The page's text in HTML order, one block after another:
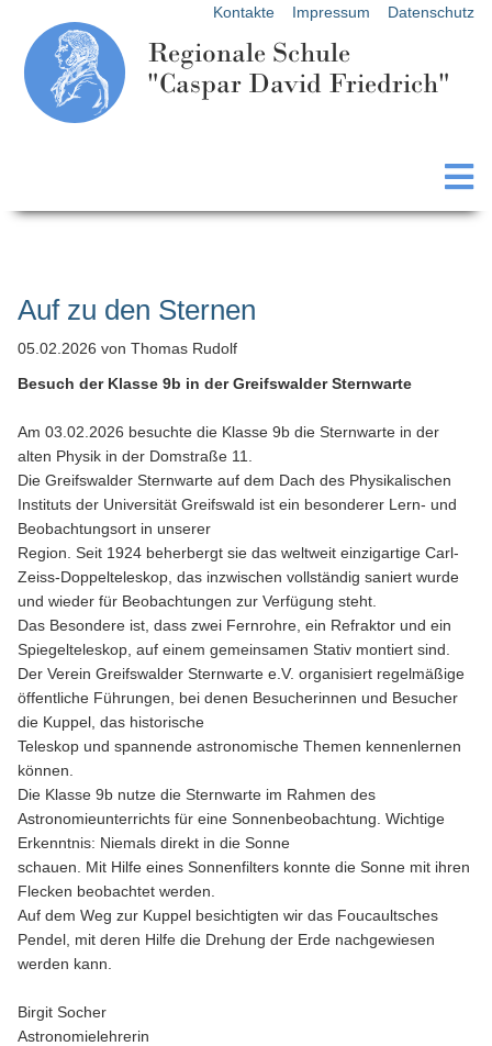
Kontakte Impressum Datenschutz
Regionale Schule
"Caspar David Friedrich"
Auf zu den Sternen
05.02.2026 von Thomas Rudolf
Besuch der Klasse 9b in der Greifswalder Sternwarte
Am 03.02.2026 besuchte die Klasse 9b die Sternwarte in der
alten Physik in der Domstraße 11.
Die Greifswalder Sternwarte auf dem Dach des Physikalischen
Instituts der Universität Greifswald ist ein besonderer Lern- und
Beobachtungsort in unserer
Region. Seit 1924 beherbergt sie das weltweit einzigartige Carl-
Zeiss-Doppelteleskop, das inzwischen vollständig saniert wurde
und wieder für Beobachtungen zur Verfügung steht.
Das Besondere ist, dass zwei Fernrohre, ein Refraktor und ein
Spiegelteleskop, auf einem gemeinsamen Stativ montiert sind.
Der Verein Greifswalder Sternwarte e.V. organisiert regelmäßige
öffentliche Führungen, bei denen Besucherinnen und Besucher
die Kuppel, das historische
Teleskop und spannende astronomische Themen kennenlernen
können.
Die Klasse 9b nutze die Sternwarte im Rahmen des
Astronomieunterrichts für eine Sonnenbeobachtung. Wichtige
Erkenntnis: Niemals direkt in die Sonne
schauen. Mit Hilfe eines Sonnenfilters konnte die Sonne mit ihren
Flecken beobachtet werden.
Auf dem Weg zur Kuppel besichtigten wir das Foucaultsches
Pendel, mit deren Hilfe die Drehung der Erde nachgewiesen
werden kann.
Birgit Socher
Astronomielehrerin